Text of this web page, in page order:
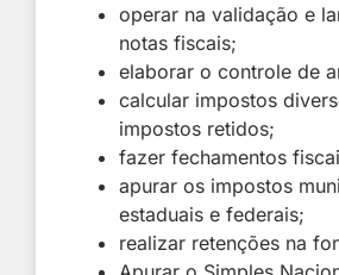
operar na validação e
notas fiscais;
elaborar o controle de
calcular impostos
impostos retidos;
fazer fechamentos
apurar os impostos
estaduais e federais;
realizar retenções na